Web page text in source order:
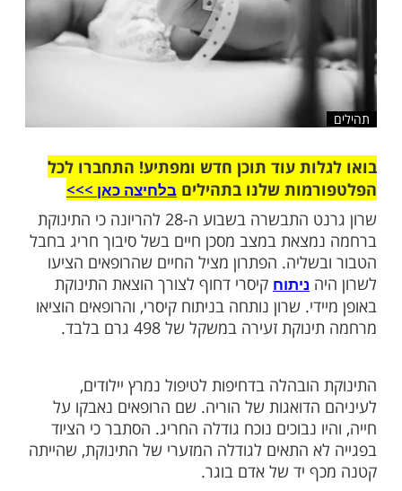
עוד תוכן חדש ומפתיע! התחברו לכל
שרון גרנט התבשרה בשבוע ה-28 להריונה כי התינוקת
במצב מסכן חיים בשל סיבוך חריג בחבל
הפתרון מציל החיים שהרופאים הציעו
ניתוח קיסרי דחוף לצורך הוצאת התינוקת